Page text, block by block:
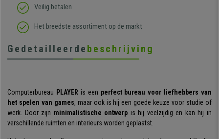
Veilig betalen
Het breedste assortiment op de markt
Gedetailleerde beschrijving
Computerbureau PLAYER is een perfect bureau voor liefhebbers van
het spelen van games, maar ook is hij een goede keuze voor studie of
werk. Door zijn minimalistische ontwerp is hij veelzijdig en kan hij in
verschillende ruimten en interieurs worden geplaatst.